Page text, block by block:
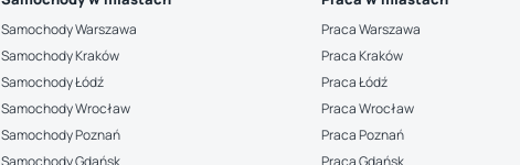
Samochody Warszawa
Samochody Kraków
Samochody Łódź
Samochody Wrocław
Samochody Poznań
Samochody Gdańsk
Praca Warszawa
Praca Kraków
Praca Łódź
Praca Wrocław
Praca Poznań
Praca Gdańsk